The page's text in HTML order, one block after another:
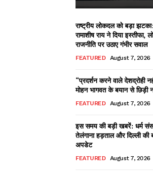
राष्ट्रीय लोकदल को बड़ा
रामाशीष राय ने दिया
राजनीति पर उठाए गंभीर सवाल
FEATURED August 7, 2026
“प्रदर्शन करने वाले देशद्रोही
मोहन भागवत के बयान से छिड़ी
FEATURED August 7, 2026
इस समय की बड़ी खबरें: धर्म
तेलंगाना हड़ताल और दिल्ली
अपडेट
FEATURED August 7, 2026